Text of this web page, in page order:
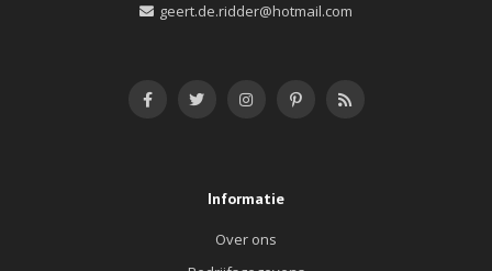
geert.de.ridder@hotmail.com
Informatie
Over ons